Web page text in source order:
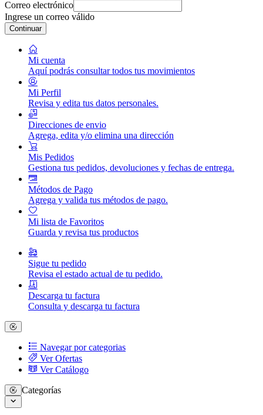
Correo electrónico
Ingrese un correo válido
Continuar
Mi cuenta
Aquí podrás consultar todos tus movimientos
Mi Perfil
Revisa y edita tus datos personales.
Direcciones de envio
Agrega, edita y/o elimina una dirección
Mis Pedidos
Gestiona tus pedidos, devoluciones y fechas de entrega.
Métodos de Pago
Agrega y valida tus métodos de pago.
Mi lista de Favoritos
Guarda y revisa tus productos
Sigue tu pedido
Revisa el estado actual de tu pedido.
Descarga tu factura
Consulta y descarga tu factura
Navegar por categorias
Ver Ofertas
Ver Catálogo
Categorías